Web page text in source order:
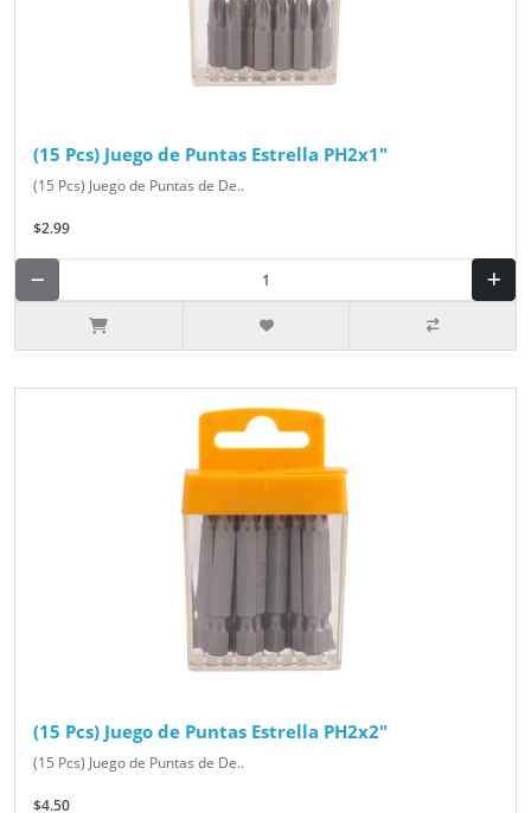
(15 Pcs) Juego de Puntas Estrella PH2x1"
(15 Pcs) Juego de Puntas de De..
$2.99
(15 Pcs) Juego de Puntas Estrella PH2x2"
(15 Pcs) Juego de Puntas de De..
$4.50